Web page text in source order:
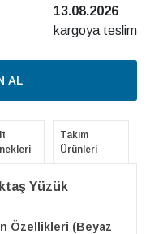
13.08.2026
kargoya teslim
AL
Takım
Ürünleri
Yüzük
Özellikleri (Beyaz